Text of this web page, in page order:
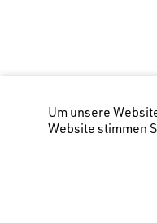
Um unsere
Website stimmen